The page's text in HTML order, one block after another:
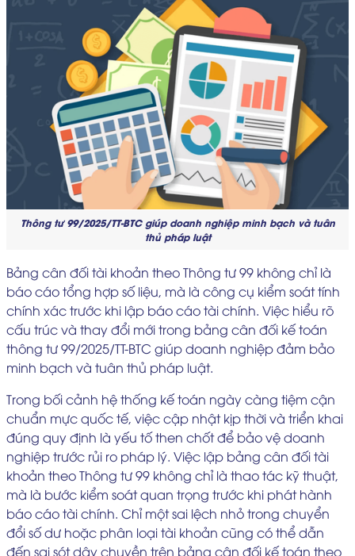
Thông tư 99/2025/TT-BTC giúp doanh nghiệp minh bạch và tuân
thủ pháp luật
Bảng cân đối tài khoản theo Thông tư 99 không chỉ là
báo cáo tổng hợp số liệu, mà là công cụ kiểm soát tính
chính xác trước khi lập báo cáo tài chính. Việc hiểu rõ
cấu trúc và thay đổi mới trong bảng cân đối kế toán
thông tư 99/2025/TT-BTC giúp doanh nghiệp đảm bảo
minh bạch và tuân thủ pháp luật.
Trong bối cảnh hệ thống kế toán ngày càng tiệm cận
chuẩn mực quốc tế, việc cập nhật kịp thời và triển khai
đúng quy định là yếu tố then chốt để bảo vệ doanh
nghiệp trước rủi ro pháp lý. Việc lập bảng cân đối tài
khoản theo Thông tư 99 không chỉ là thao tác kỹ thuật,
mà là bước kiểm soát quan trọng trước khi phát hành
báo cáo tài chính. Chỉ một sai lệch nhỏ trong chuyển
đổi số dư hoặc phân loại tài khoản cũng có thể dẫn
đến sai sót dây chuyền trên bảng cân đối kế toán theo